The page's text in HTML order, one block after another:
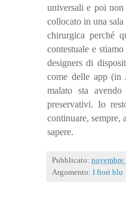
universali e poi non
collocato in una
chirurgica perché
contestuale e
designers di
come delle app (in
malato sta
preservativi. Io
continuare, sempre,
sapere.
Pubblicato: novembre
Argomento: I fiori blu